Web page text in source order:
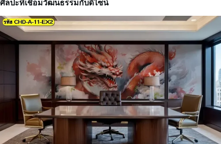
ศิลปะที่เชื่อมวัฒนธรรมกับดีไซน์